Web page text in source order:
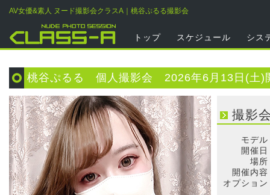
AV女優&素人 ヌード撮影会クラスA｜桃谷ぷるる撮影会
トップ スケジュール シス
桃谷ぷるる 個人撮影会 2026年6月13日(土)
撮影
モデル
開催
場所
開催内容
オプション